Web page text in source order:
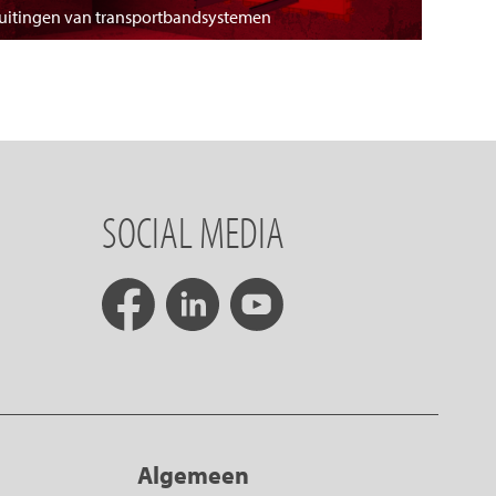
van transportbandsystemen
SOCIAL MEDIA
Algemeen